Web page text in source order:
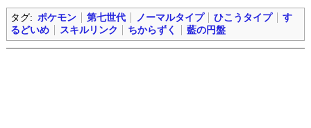
タグ: ポケモン 第七世代 ノーマルタイプ ひこうタイプ
す
るどいめ
スキルリンク ちからずく 藍の円盤